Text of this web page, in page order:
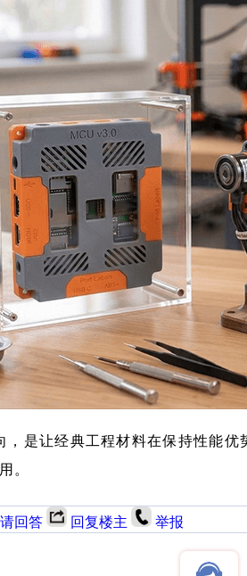
，是让经典工程材料在保持性能
。
回答 回复楼主 举报